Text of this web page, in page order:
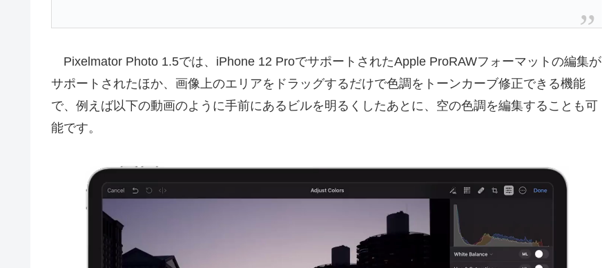
Pixelmator Photo 1.5では、iPhone 12 ProでサポートされたApple ProRAWフォーマットの編集が
サポートされたほか、画像上のエリアをドラッグするだけで色調をトーンカーブ修正できる機能
で、例えば以下の動画のように手前にあるビルを明るくしたあとに、空の色調を編集することも可
能です。